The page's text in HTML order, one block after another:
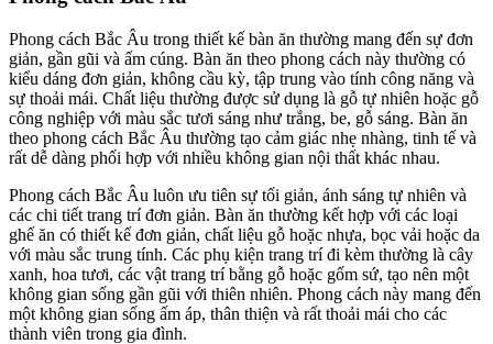
Phong cách Bắc Âu trong thiết kế bàn ăn thường mang đến sự đơn
giản, gần gũi và ấm cúng. Bàn ăn theo phong cách này thường có
kiểu dáng đơn giản, không cầu kỳ, tập trung vào tính công năng và
sự thoải mái. Chất liệu thường được sử dụng là gỗ tự nhiên hoặc gỗ
công nghiệp với màu sắc tươi sáng như trắng, be, gỗ sáng. Bàn ăn
theo phong cách Bắc Âu thường tạo cảm giác nhẹ nhàng, tinh tế và
rất dễ dàng phối hợp với nhiều không gian nội thất khác nhau.
Phong cách Bắc Âu luôn ưu tiên sự tối giản, ánh sáng tự nhiên và
các chi tiết trang trí đơn giản. Bàn ăn thường kết hợp với các loại
ghế ăn có thiết kế đơn giản, chất liệu gỗ hoặc nhựa, bọc vải hoặc da
với màu sắc trung tính. Các phụ kiện trang trí đi kèm thường là cây
xanh, hoa tươi, các vật trang trí bằng gỗ hoặc gốm sứ, tạo nên một
không gian sống gần gũi với thiên nhiên. Phong cách này mang đến
một không gian sống ấm áp, thân thiện và rất thoải mái cho các
thành viên trong gia đình.